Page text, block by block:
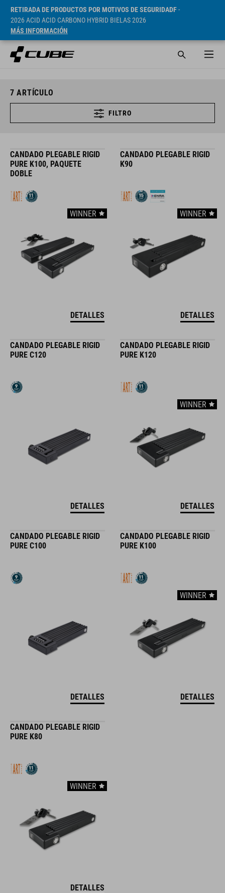
RETIRADA DE PRODUCTOS POR MOTIVOS DE SEGURIDADF-
2026 ACID ACID CARBONO HYBRID BIELAS 2026
MÁS INFORMACIÓN
7 ARTÍCULO
FILTRO
CANDADO PLEGABLE RIGID
PURE K100, PAQUETE
DOBLE
WINNER
DETALLES
CANDADO PLEGABLE RIGID
K90
WINNER
DETALLES
CANDADO PLEGABLE RIGID
PURE C120
DETALLES
CANDADO PLEGABLE RIGID
PURE K120
WINNER
DETALLES
CANDADO PLEGABLE RIGID
PURE C100
DETALLES
CANDADO PLEGABLE RIGID
PURE K100
WINNER
DETALLES
CANDADO PLEGABLE RIGID
PURE K80
WINNER
DETALLES